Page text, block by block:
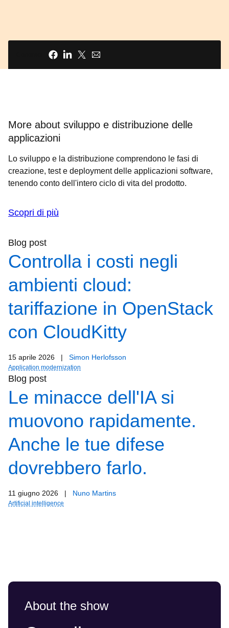
More about sviluppo e distribuzione delle
applicazioni
Lo sviluppo e la distribuzione comprendono le fasi di
creazione, test e deployment delle applicazioni software,
tenendo conto dell'intero ciclo di vita del prodotto.
Scopri di più
Blog post
Controlla i costi negli
ambienti cloud:
tariffazione in OpenStack
con CloudKitty
15 aprile 2026 | Simon Herlofsson
Application modernization
Blog post
Le minacce dell'IA si
muovono rapidamente.
Anche le tue difese
dovrebbero farlo.
11 giugno 2026 | Nuno Martins
Artificial intelligence
About the show